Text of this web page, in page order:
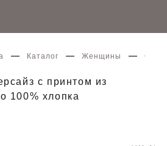
Каталог Женщины
с принтом из
100% хлопка